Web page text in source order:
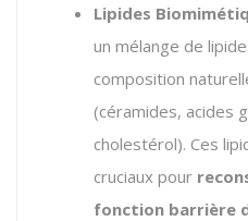
Lipides
un mélange de
composition
(céramides, acides
cholestérol). Ces
cruciaux pour
fonction barrière